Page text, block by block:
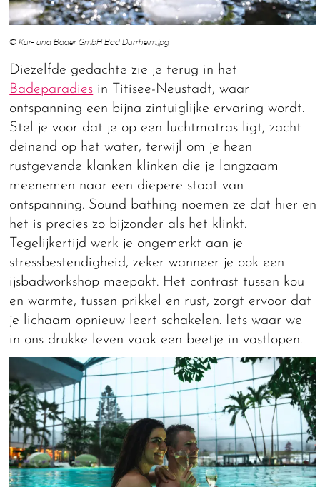
© Kur- und Bäder GmbH Bad Dürrheim.jpg
Diezelfde gedachte zie je terug in het
Badeparadies in Titisee-Neustadt, waar
ontspanning een bijna zintuiglijke ervaring wordt.
Stel je voor dat je op een luchtmatras ligt, zacht
deinend op het water, terwijl om je heen
rustgevende klanken klinken die je langzaam
meenemen naar een diepere staat van
ontspanning. Sound bathing noemen ze dat hier en
het is precies zo bijzonder als het klinkt.
Tegelijkertijd werk je ongemerkt aan je
stressbestendigheid, zeker wanneer je ook een
ijsbadworkshop meepakt. Het contrast tussen kou
en warmte, tussen prikkel en rust, zorgt ervoor dat
je lichaam opnieuw leert schakelen. Iets waar we
in ons drukke leven vaak een beetje in vastlopen.